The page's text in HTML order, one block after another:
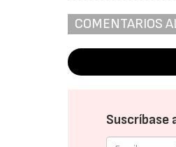
COMENTARIOS
Suscríbase